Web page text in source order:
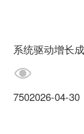
系统驱动增长
7502026-04-30